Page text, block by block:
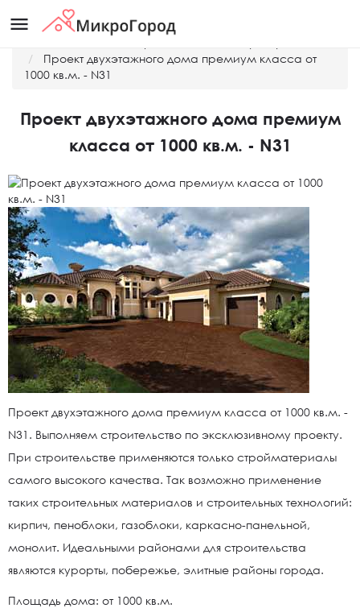
menu
Проект двухэтажного дома премиум класса от
1000 кв.м. - N31
Проект двухэтажного дома премиум
класса от 1000 кв.м. - N31
Проект двухэтажного дома премиум класса от 1000 кв.м. -
N31. Выполняем строительство по эксклюзивному проекту.
При строительстве применяются только стройматериалы
самого высокого качества. Так возможно применение
таких строительных материалов и строительных технологий:
кирпич, пеноблоки, газоблоки, каркасно-панельной,
монолит. Идеальными районами для строительства
являются курорты, побережье, элитные районы города.
Площадь дома: от 1000 кв.м.